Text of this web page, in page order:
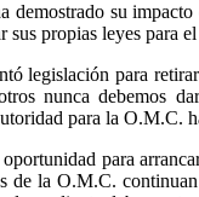
su
propias leyes para
legislación para
nunca debemos
para la O.M.C.
para
la O.M.C.